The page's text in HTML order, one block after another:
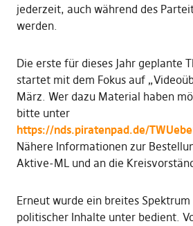
jederzeit, auch während des
werden.
Die erste für dieses Jahr geplante
startet mit dem Fokus auf
März. Wer dazu Material haben
bitte unter
https://nds.piratenpad.de/
Nähere Informationen zur
Aktive-ML und an die
Erneut wurde ein breites
politischer Inhalte unter bedient.